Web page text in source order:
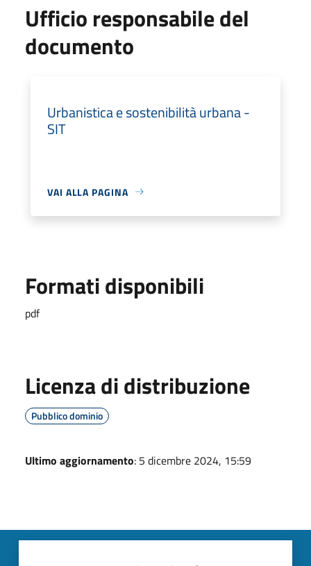
Ufficio responsabile del
documento
Urbanistica e sostenibilità urbana -
SIT
VAI ALLA PAGINA
Formati disponibili
pdf
Licenza di distribuzione
Pubblico dominio
Ultimo aggiornamento: 5 dicembre 2024, 15:59